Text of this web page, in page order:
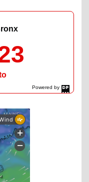
Powered by
DaysPedia.com